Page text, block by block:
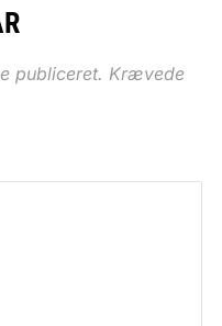
publiceret. Krævede